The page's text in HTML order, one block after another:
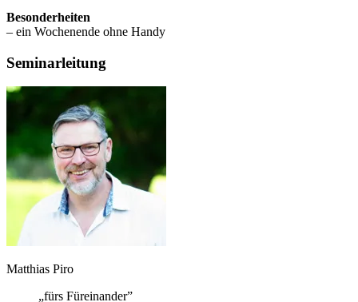
Besonderheiten
– ein Wochenende ohne Handy
Seminarleitung
Matthias Piro
„fürs Füreinander”